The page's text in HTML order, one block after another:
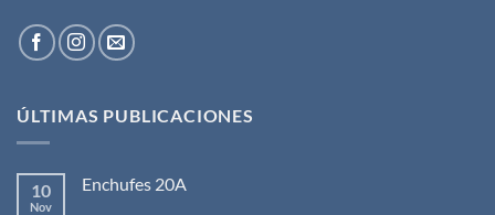
ÚLTIMAS PUBLICACIONES
10
Nov
Enchufes 20A